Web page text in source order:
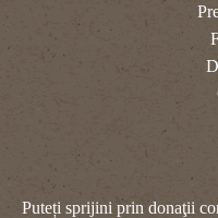
Puteți sprijini prin donaţii